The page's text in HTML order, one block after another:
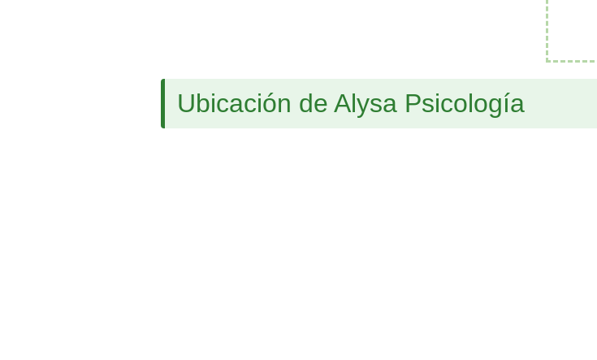
Ubicación de Alysa Psicología